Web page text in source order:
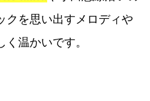
クを思い出すメロディや
く温かいです。